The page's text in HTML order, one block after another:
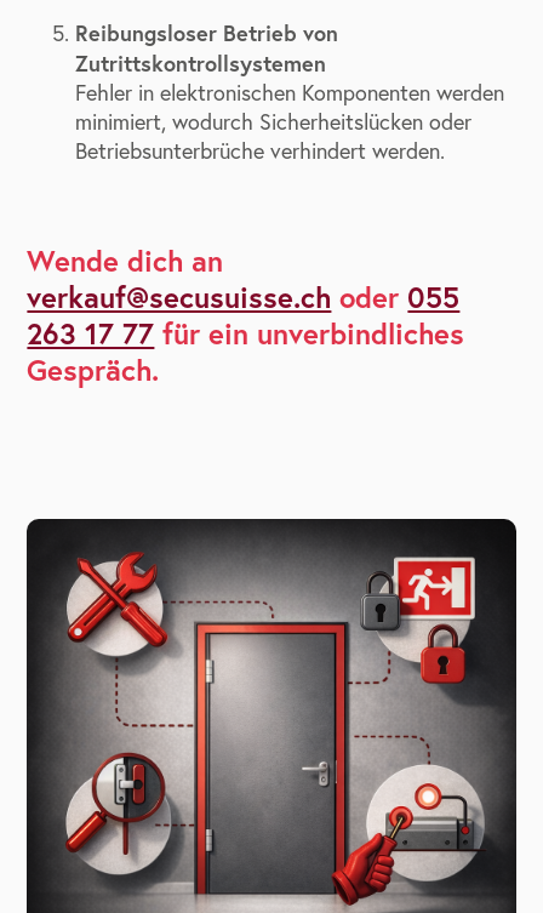
Reibungsloser Betrieb von
Zutrittskontrollsystemen
Fehler in elektronischen Komponenten werden
minimiert, wodurch Sicherheitslücken oder
Betriebsunterbrüche verhindert werden.
Wende dich an
verkauf@secusuisse.ch oder 055
263 17 77 für ein unverbindliches
Gespräch.